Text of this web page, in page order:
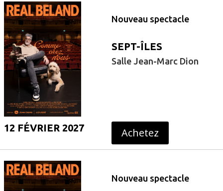
Nouveau spectacle
SEPT-ÎLES
Salle Jean-Marc Dion
12 FÉVRIER 2027 Achetez
Nouveau spectacle